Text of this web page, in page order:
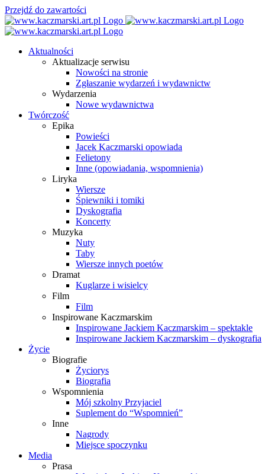
Przejdź do zawartości
Aktualności
Aktualizacje serwisu
Nowości na stronie
Zgłaszanie wydarzeń i wydawnictw
Wydarzenia
Nowe wydawnictwa
Twórczość
Epika
Powieści
Jacek Kaczmarski opowiada
Felietony
Inne (opowiadania, wspomnienia)
Liryka
Wiersze
Śpiewniki i tomiki
Dyskografia
Koncerty
Muzyka
Nuty
Taby
Wiersze innych poetów
Dramat
Kuglarze i wisielcy
Film
Film
Inspirowane Kaczmarskim
Inspirowane Jackiem Kaczmarskim – spektakle
Inspirowane Jackiem Kaczmarskim – dyskografia
Życie
Biografie
Życiorys
Biografia
Wspomnienia
Mój szkolny Przyjaciel
Suplement do “Wspomnień”
Inne
Nagrody
Miejsce spoczynku
Media
Prasa